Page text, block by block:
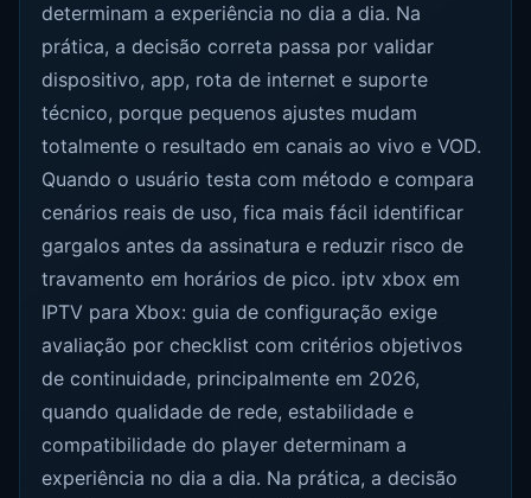
determinam a experiência no dia a dia. Na
prática, a decisão correta passa por validar
dispositivo, app, rota de internet e suporte
técnico, porque pequenos ajustes mudam
totalmente o resultado em canais ao vivo e VOD.
Quando o usuário testa com método e compara
cenários reais de uso, fica mais fácil identificar
gargalos antes da assinatura e reduzir risco de
travamento em horários de pico. iptv xbox em
IPTV para Xbox: guia de configuração exige
avaliação por checklist com critérios objetivos
de continuidade, principalmente em 2026,
quando qualidade de rede, estabilidade e
compatibilidade do player determinam a
experiência no dia a dia. Na prática, a decisão